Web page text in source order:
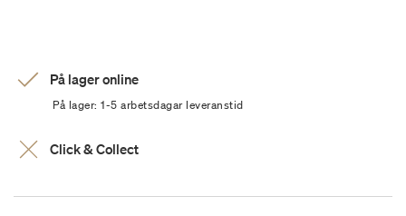
På lager online
På lager: 1-5 arbetsdagar leveranstid
Click & Collect